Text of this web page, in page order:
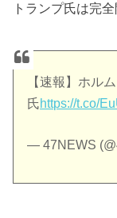
トランプ氏は完
【速報】ホル
氏https://t.co/
— 47NEWS